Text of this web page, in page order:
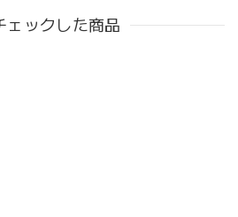
なご友人への贈り物に、当店の
ただき誠にありがとうございま
友人にもお喜びいただけたとの
りしたアレンジメントを「立
だき、大変嬉しく拝見しまし
てもご満足いただけたようで何
いお言葉を励みに、これからも
お届けしてまいります。 また
ェックした商品